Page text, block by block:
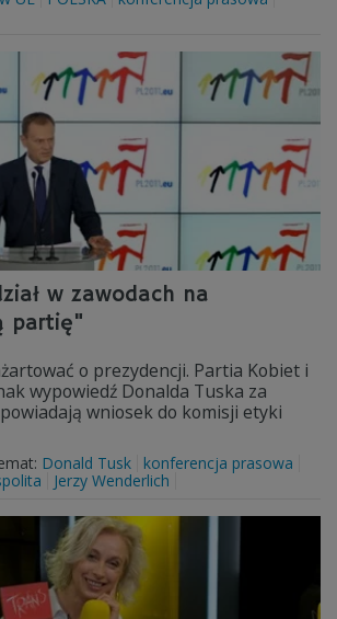
w zawodach na
partię"
o prezydencji. Partia Kobiet i
wypowiedź Donalda Tuska za
wniosek do komisji etyki
Donald Tusk
konferencja prasowa
Jerzy Wenderlich